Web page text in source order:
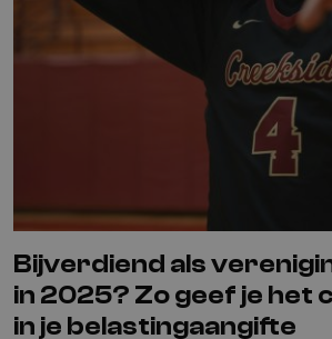
Bijverdiend als
in 2025? Zo geef je het
in je belastingaangifte